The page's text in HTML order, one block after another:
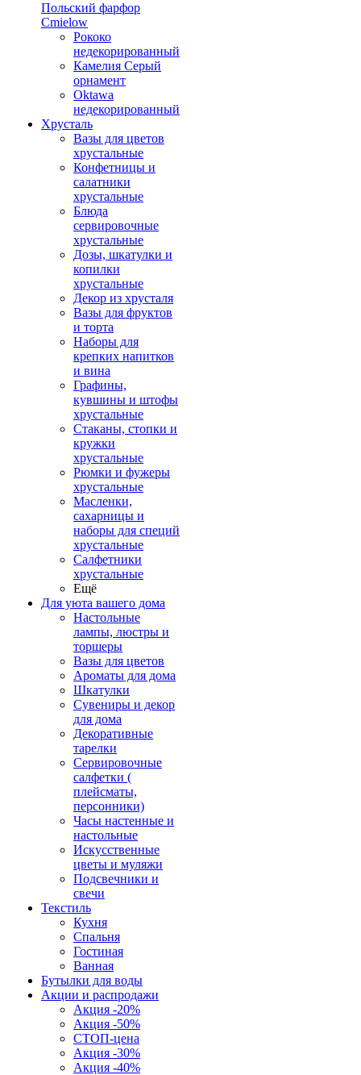
Польский фарфор
Сmielow
Рококо
недекорированный
Камелия Серый
орнамент
Oktawa
недекорированный
Хрусталь
Вазы для цветов
хрустальные
Конфетницы и
салатники
хрустальные
Блюда
сервировочные
хрустальные
Дозы, шкатулки и
копилки
хрустальные
Декор из хрусталя
Вазы для фруктов
и торта
Наборы для
крепких напитков
и вина
Графины,
кувшины и штофы
хрустальные
Стаканы, стопки и
кружки
хрустальные
Рюмки и фужеры
хрустальные
Масленки,
сахарницы и
наборы для специй
хрустальные
Салфетники
хрустальные
Ещё
Для уюта вашего дома
Настольные
лампы, люстры и
торшеры
Вазы для цветов
Ароматы для дома
Шкатулки
Сувениры и декор
для дома
Декоративные
тарелки
Сервировочные
салфетки (
плейсматы,
персонники)
Часы настенные и
настольные
Искусственные
цветы и муляжи
Подсвечники и
свечи
Текстиль
Кухня
Спальня
Гостиная
Ванная
Бутылки для воды
Акции и распродажи
Акция -20%
Акция -50%
СТОП-цена
Акция -30%
Акция -40%